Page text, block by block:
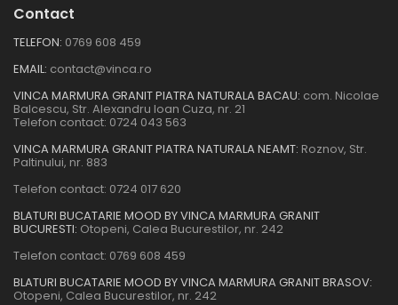
Contact
TELEFON: 0769 608 459
EMAIL: contact@vinca.ro
VINCA MARMURA GRANIT PIATRA NATURALA BACAU: com. Nicolae
Balcescu, Str. Alexandru Ioan Cuza, nr. 21
Telefon contact: 0724 043 563
VINCA MARMURA GRANIT PIATRA NATURALA NEAMT: Roznov, Str.
Paltinului, nr. 883
Telefon contact: 0724 017 620
BLATURI BUCATARIE MOOD BY VINCA MARMURA GRANIT
BUCURESTI: Otopeni, Calea Bucurestilor, nr. 242
Telefon contact: 0769 608 459
BLATURI BUCATARIE MOOD BY VINCA MARMURA GRANIT BRASOV:
Otopeni, Calea Bucurestilor, nr. 242